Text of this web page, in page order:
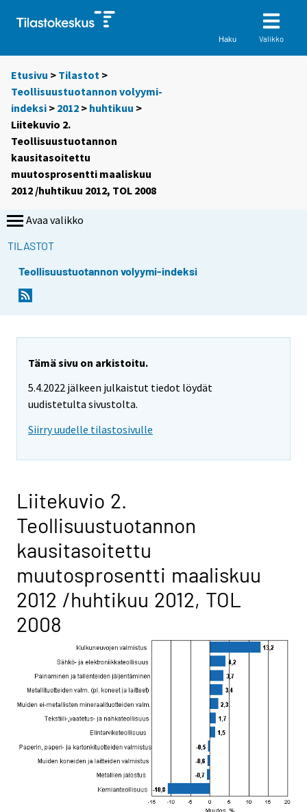
Haku Valikko
Etusivu > Tilastot >
Teollisuustuotannon volyymi-
indeksi > 2012 > huhtikuu >
Liitekuvio 2.
Teollisuustuotannon
kausitasoitettu
muutosprosentti maaliskuu
2012 /huhtikuu 2012, TOL 2008
Avaa valikko
TILASTOT
Teollisuustuotannon volyymi-indeksi
Tämä sivu on arkistoitu.
5.4.2022 jälkeen julkaistut tiedot löydät
uudistetulta sivustolta.
Siirry uudelle tilastosivulle
Liitekuvio 2.
Teollisuustuotannon
kausitasoitettu
muutosprosentti maaliskuu
2012 /huhtikuu 2012, TOL
2008